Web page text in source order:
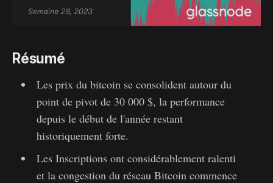
Résumé
Les prix du bitcoin se consolident autour du
point de pivot de 30 000 $, la performance
depuis le début de l'année restant
historiquement forte.
Les Inscriptions ont considérablement ralenti
et la congestion du réseau Bitcoin commence